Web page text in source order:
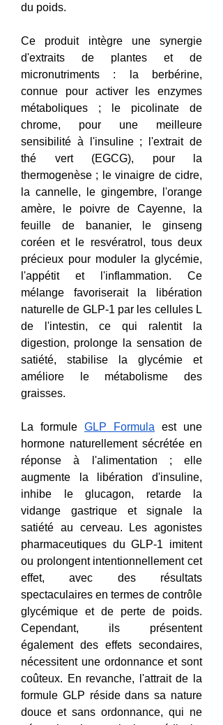
du poids.
Ce produit intègre une synergie
d'extraits de plantes et de
micronutriments : la berbérine,
connue pour activer les enzymes
métaboliques ; le picolinate de
chrome, pour une meilleure
sensibilité à l'insuline ; l'extrait de
thé vert (EGCG), pour la
thermogenèse ; le vinaigre de cidre,
la cannelle, le gingembre, l'orange
amère, le poivre de Cayenne, la
feuille de bananier, le ginseng
coréen et le resvératrol, tous deux
précieux pour moduler la glycémie,
l'appétit et l'inflammation. Ce
mélange favoriserait la libération
naturelle de GLP-1 par les cellules L
de l'intestin, ce qui ralentit la
digestion, prolonge la sensation de
satiété, stabilise la glycémie et
améliore le métabolisme des
graisses.
La formule GLP Formula est une
hormone naturellement sécrétée en
réponse à l'alimentation ; elle
augmente la libération d'insuline,
inhibe le glucagon, retarde la
vidange gastrique et signale la
satiété au cerveau. Les agonistes
pharmaceutiques du GLP-1 imitent
ou prolongent intentionnellement cet
effet, avec des résultats
spectaculaires en termes de contrôle
glycémique et de perte de poids.
Cependant, ils présentent
également des effets secondaires,
nécessitent une ordonnance et sont
coûteux. En revanche, l'attrait de la
formule GLP réside dans sa nature
douce et sans ordonnance, qui ne